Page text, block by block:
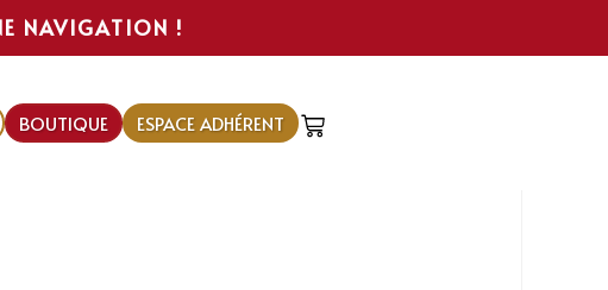
NAVIGATION !
BOUTIQUE ESPACE ADHÉRENT